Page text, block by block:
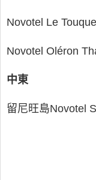
Novotel Le
Novotel Oléron
中東
留尼旺島Novotel